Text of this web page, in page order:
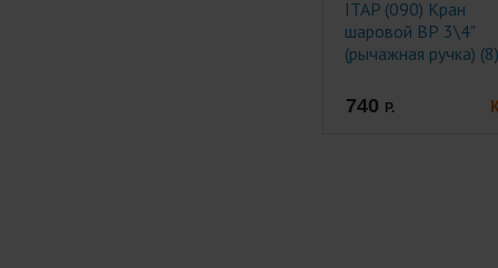
ITAP (090) Кран
шаровой ВР 3\4"
(рычажная ручка) (8)
740 Р.